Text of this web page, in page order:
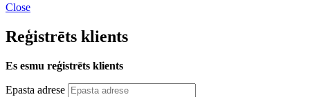
Close
Reģistrēts klients
Es esmu reģistrēts klients
Epasta adrese